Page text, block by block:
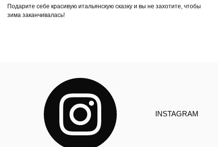
Подарите себе красивую итальянскую сказку и вы не захотите, чтобы
зима заканчивалась!
INSTAGRAM